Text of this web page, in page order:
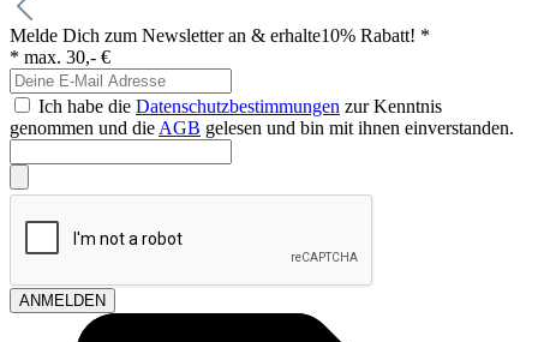
Melde Dich zum Newsletter an & erhalte10% Rabatt! *
* max. 30,- €
Ich habe die Datenschutzbestimmungen zur Kenntnis
genommen und die AGB gelesen und bin mit ihnen einverstanden.
ANMELDEN